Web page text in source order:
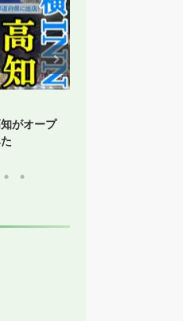
ない】台湾新幹線にノンスト
台中通過便に乗ってみた